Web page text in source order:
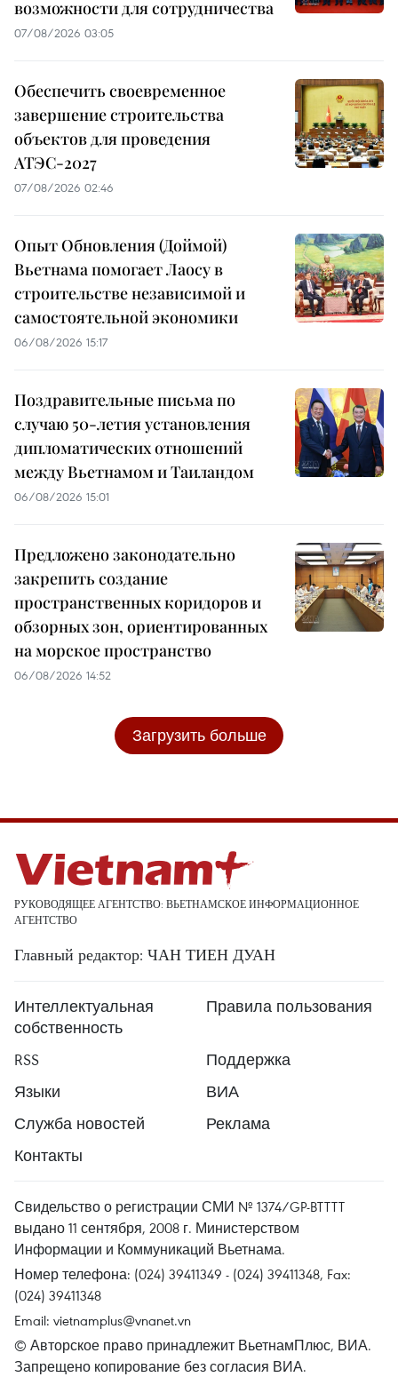
возможности для сотрудничества
07/08/2026 03:05
Обеспечить своевременное
завершение строительства
объектов для проведения
АТЭС-2027
07/08/2026 02:46
Опыт Обновления (Доймой)
Вьетнама помогает Лаосу в
строительстве независимой и
самостоятельной экономики
06/08/2026 15:17
Поздравительные письма по
случаю 50-летия установления
дипломатических отношений
между Вьетнамом и Таиландом
06/08/2026 15:01
Предложено законодательно
закрепить создание
пространственных коридоров и
обзорных зон, ориентированных
на морское пространство
06/08/2026 14:52
Загрузить больше
РУКОВОДЯЩЕЕ АГЕНТСТВО: ВЬЕТНАМСКОЕ ИНФОРМАЦИОННОЕ
АГЕНТСТВО
Главный редактор: ЧАН ТИЕН ДУАН
Интеллектуальная
собственность
Правила пользования
RSS
Поддержка
Языки
ВИА
Служба новостей
Реклама
Контакты
Свидельство о регистрации СМИ № 1374/GP-BTTTT
выдано 11 сентября, 2008 г. Министерством
Информации и Коммуникаций Вьетнама.
Номер телефона: (024) 39411349 - (024) 39411348, Fax:
(024) 39411348
Email: vietnamplus@vnanet.vn
© Авторское право принадлежит ВьетнамПлюс, ВИА.
Запрещено копирование без согласия ВИА.